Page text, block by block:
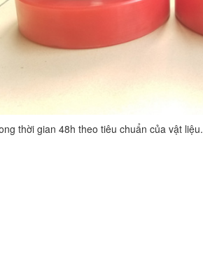
thời gian 48h theo tiêu chuẩn của vật liệu.